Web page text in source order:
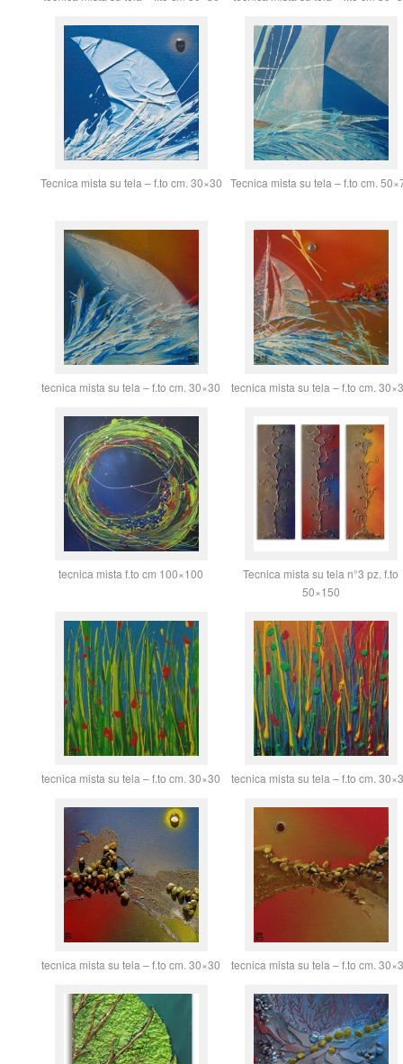
Tecnica mista su tela – f.to cm. 30×30 Tecnica mista su tela – f.to cm.
tecnica mista su tela – f.to cm. 30×30 tecnica mista su tela – f.to cm.
tecnica mista f.to cm 100×100
Tecnica mista su tela n°3 pz. f.to
50×150
tecnica mista su tela – f.to cm. 30×30 tecnica mista su tela – f.to cm.
tecnica mista su tela – f.to cm. 30×30 tecnica mista su tela – f.to cm.